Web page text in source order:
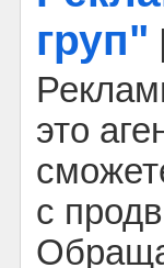
груп"
это
с